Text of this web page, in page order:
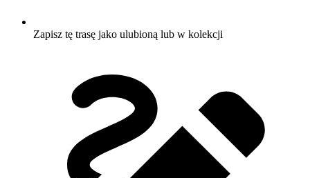
Zapisz tę trasę jako ulubioną lub w kolekcji